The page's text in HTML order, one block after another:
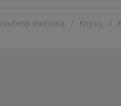
damska Klipsy